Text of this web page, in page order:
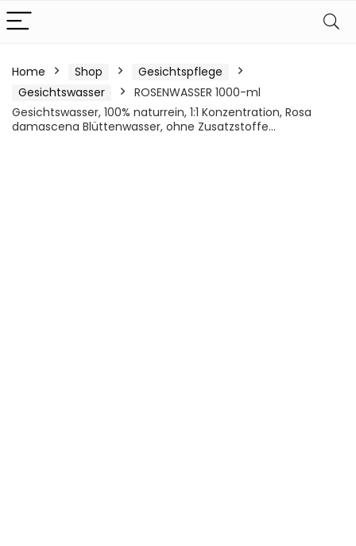
Home Shop
Gesichtspflege
Gesichtswasser
ROSENWASSER 1000-ml
Gesichtswasser, 100% naturrein, 1:1 Konzentration, Rosa
damascena Blüttenwasser, ohne Zusatzstoffe…